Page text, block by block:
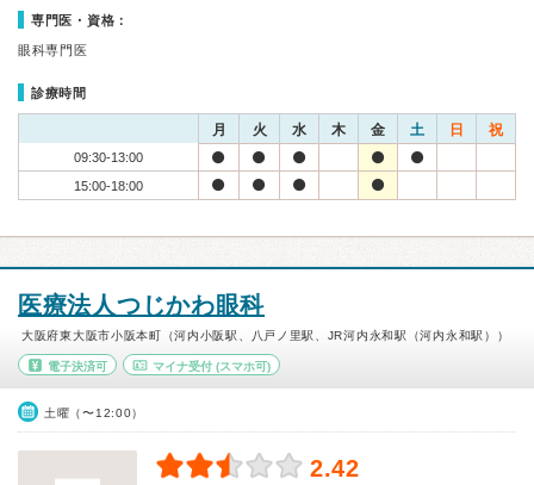
専門医・資格：
眼科専門医
診療時間
月 火 水 木 金 土 日 祝
09:30-13:00
15:00-18:00
医療法人つじかわ眼科
大阪府東大阪市小阪本町（河内小阪駅、八戸ノ里駅、JR河内永和駅（河内永和駅））
電子決済可 マイナ受付(スマホ可)
土曜（〜12:00）
2.42